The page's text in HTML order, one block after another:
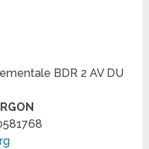
BDR 2 AV DU